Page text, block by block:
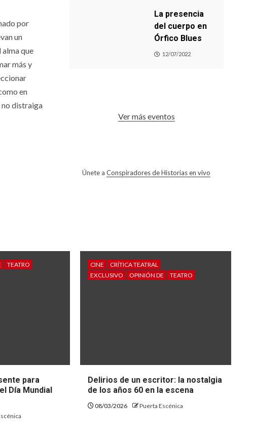
por
un
alma que
más y
en
distraiga
La presencia
del cuerpo en
Órfico Blues
12/07/2022
Ver más eventos
Únete aConspiradores de Historias en vivo
TEATRO
para
Día Mundial
CINE
CRÍTICA TEATRAL
EXCLUSIVO
OPINIÓN DE TEATRO
Delirios de un escritor: la nostalgia
de los años 60 en la escena
08/03/2026 Puerta Escénica